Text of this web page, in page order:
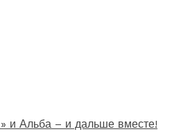
и Альба – и дальше вместе!